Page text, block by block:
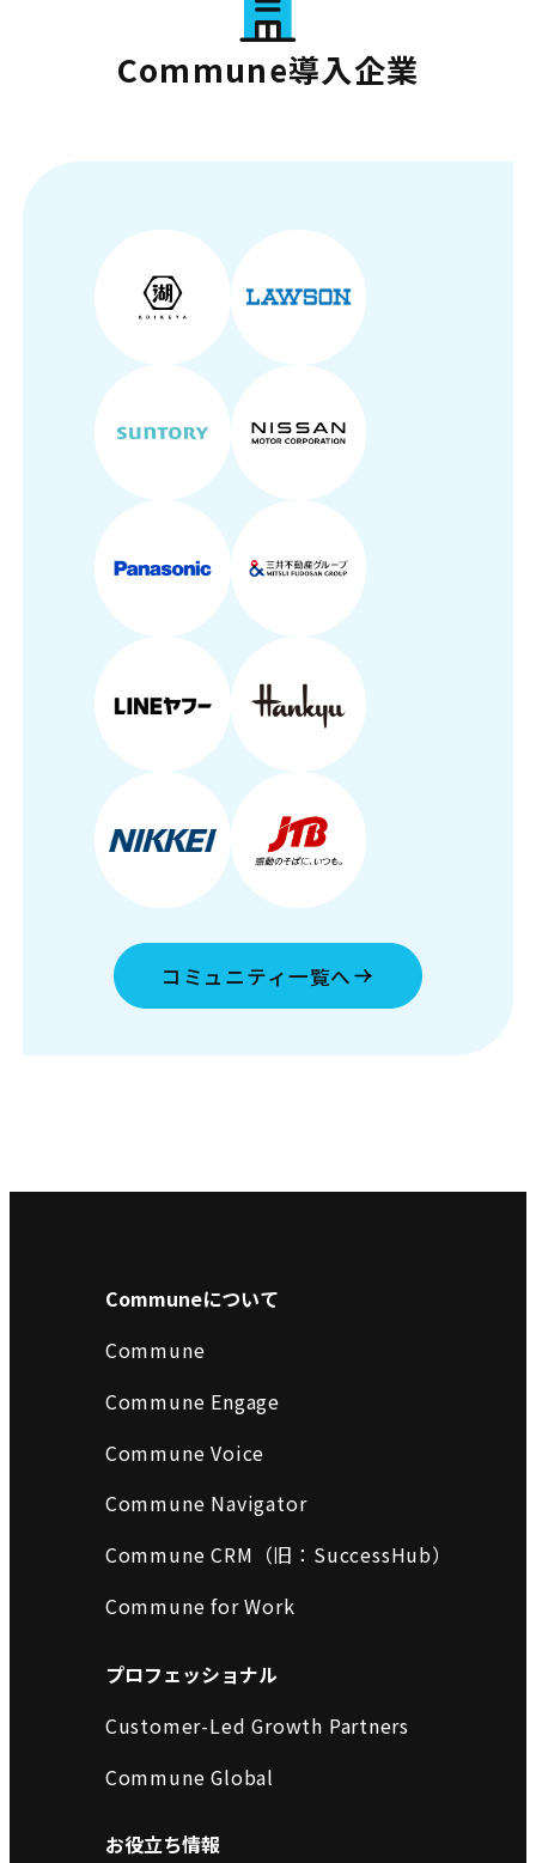
Commune導入企業
コミュニティ一覧へ
Communeについて
Commune
Commune Engage
Commune Voice
Commune Navigator
Commune CRM（旧：SuccessHub）
Commune for Work
プロフェッショナル
Customer-Led Growth Partners
Commune Global
お役立ち情報